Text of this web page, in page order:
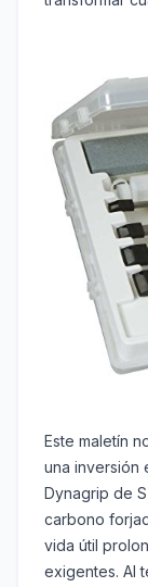
Este maletín
una inversión
Dynagrip de
carbono
vida útil
exigentes. Al